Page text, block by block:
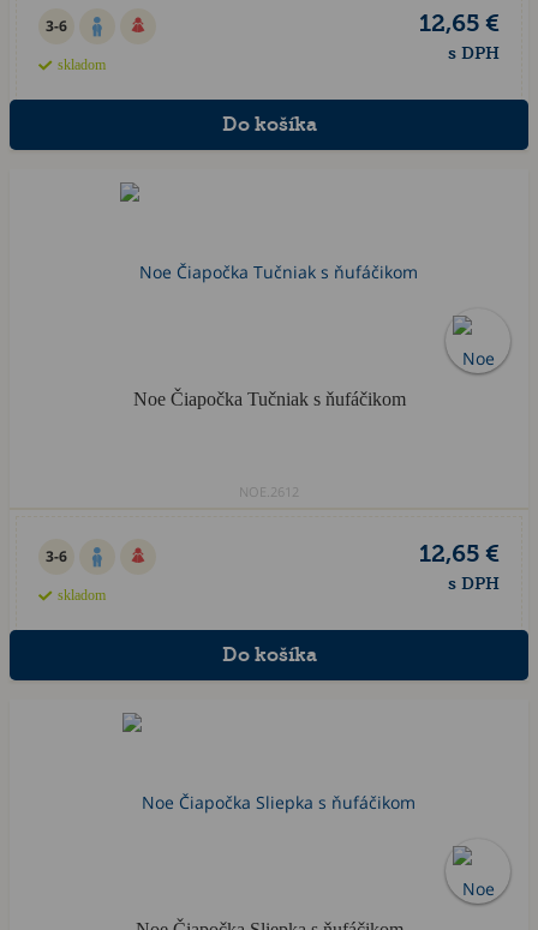
3-6
skladom
12,65 €
s DPH
Noe Čiapočka Tučniak s ňufáčikom
NOE.2612
3-6
skladom
12,65 €
s DPH